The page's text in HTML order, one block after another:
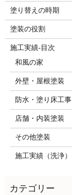
塗り替えの時期
塗装の役割
施工実績-目次
和風の家
外壁・屋根塗装
防水・塗り床工事
店舗・内装塗装
その他塗装
施工実績（洗浄）